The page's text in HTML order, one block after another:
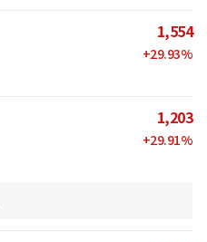
1,554
+29.93%
1,203
+29.91%